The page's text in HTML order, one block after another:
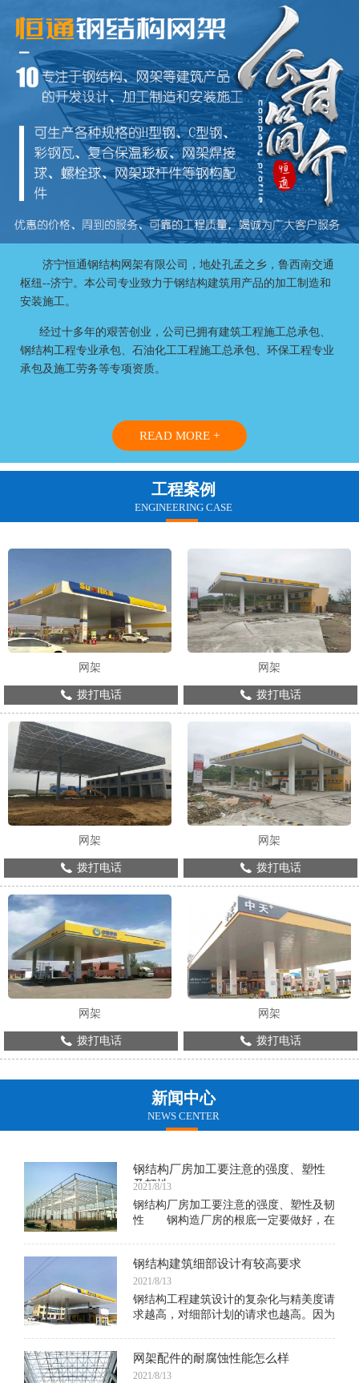
济宁恒通钢结构网架有限公司 ，地处孔孟之乡，鲁西南交通
枢纽--济宁。本公司专业致力于钢结构建筑用产品的加工制造和
安装施工。
经过十多年的艰苦创业，公司已拥有建筑工程施工总承包、
钢结构工程专业承包、石油化工工程施工总承包、环保工程专业
承包及施工劳务等专项资质。
READ MORE +
工程案例
ENGINEERING CASE
网架
拨打电话
网架
拨打电话
网架
拨打电话
网架
拨打电话
网架
拨打电话
网架
拨打电话
新闻中心
NEWS CENTER
钢结构厂房加工要注意的强度、塑性
及韧性
2021/8/13
钢结构厂房加工要注意的强度、塑性及韧
性 钢构造厂房的根底一定要做好，在
的垮了
钢结构建筑细部设计有较高要求
2021/8/13
钢结构工程建筑设计的复杂化与精美度请
求越高，对细部计划的请求也越高。因为
金属结构杆件，衔接金属杆件的节点细
部，常常露出在外，使建筑带有激烈的科
网架配件的耐腐蚀性能怎么样
2021/8/13